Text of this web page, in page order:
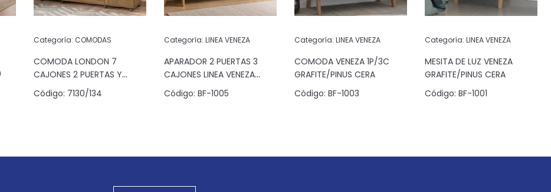
Categoría: COMODAS
COMODA LONDON 7
CAJONES 2 PUERTAS Y
ESPACIO ALMENDRA
Código: 7130/134
Categoría: LINEA VENEZA
APARADOR 2 PUERTAS 3
CAJONES LINEA VENEZA
GRAFITO/PINUS
Código: BF-1005
Categoría: LINEA VENEZA
COMODA VENEZA 1P/3C
GRAFITE/PINUS CERA
Código: BF-1003
Categoría: LINEA VENEZA
MESITA DE LUZ VENEZA
GRAFITE/PINUS CERA
Código: BF-1001